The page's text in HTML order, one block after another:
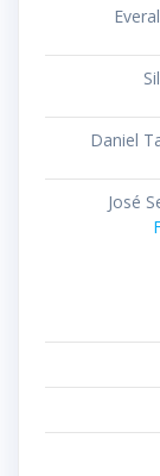
Daniel
José